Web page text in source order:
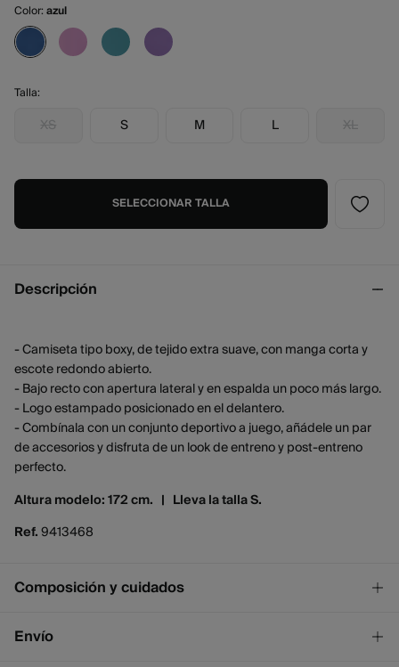
Color:azul
Talla:
XS S M L XL
SELECCIONAR TALLA
Descripción
- Camiseta tipo boxy, de tejido extra suave, con manga corta y
escote redondo abierto.
- Bajo recto con apertura lateral y en espalda un poco más largo.
- Logo estampado posicionado en el delantero.
- Combínala con un conjunto deportivo a juego, añádele un par
de accesorios y disfruta de un look de entreno y post-entreno
perfecto.
Altura modelo: 172 cm. | Lleva la talla S.
Ref.9413468
Composición y cuidados
Composición
Envío